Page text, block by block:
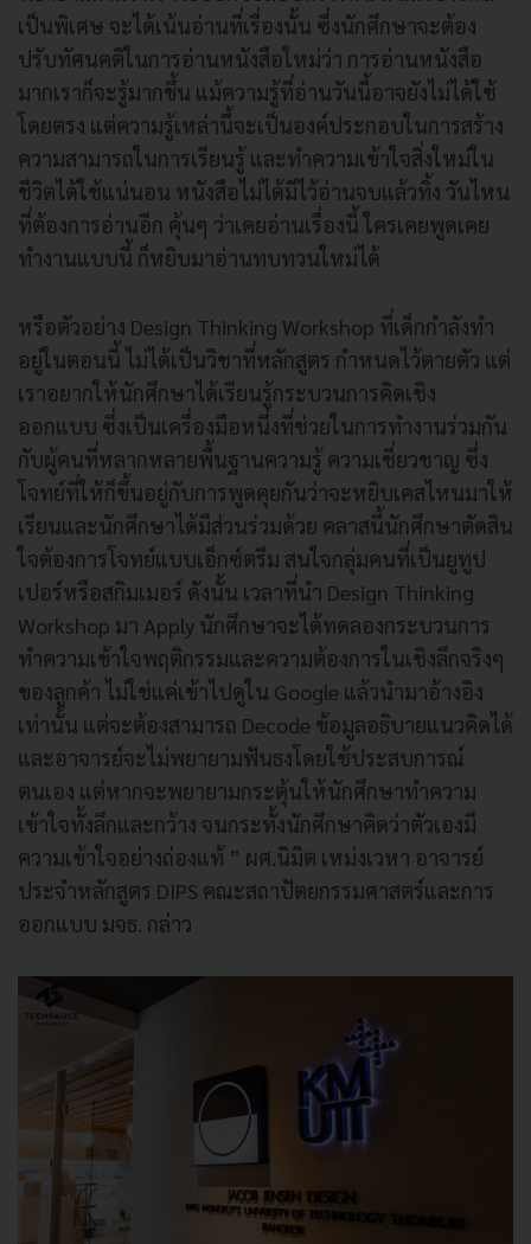
เป็นพิเศษ จะได้เน้นอ่านที่เรื่องนั้น ซึ่งนักศึกษาจะต้อง
ปรับทัศนคติในการอ่านหนังสือใหม่ว่า การอ่านหนังสือ
มากเราก็จะรู้มากขึ้น แม้ความรู้ที่อ่านวันนี้อาจยังไม่ได้ใช้
โดยตรง แต่ความรู้เหล่านี้จะเป็นองค์ประกอบในการสร้าง
ความสามารถในการเรียนรู้ และทำความเข้าใจสิ่งใหม่ใน
ชีวิตได้ใช้แน่นอน หนังสือไม่ได้มีไว้อ่านจบแล้วทิ้ง วันไหน
ที่ต้องการอ่านอีก คุ้นๆ ว่าเคยอ่านเรื่องนี้ ใครเคยพูดเคย
ทำงานแบบนี้ ก็หยิบมาอ่านทบทวนใหม่ได้
หรือตัวอย่าง Design Thinking Workshop ที่เด็กกำลังทำ
อยู่ในตอนนี้ ไม่ได้เป็นวิชาที่หลักสูตร กำหนดไว้ตายตัว แต่
เราอยากให้นักศึกษาได้เรียนรู้กระบวนการคิดเชิง
ออกแบบ ซึ่งเป็นเครื่องมือหนึ่งที่ช่วยในการทำงานร่วมกัน
กับผู้คนที่หลากหลายพื้นฐานความรู้ ความเชี่ยวชาญ ซึ่ง
โจทย์ที่ให้ก็ขึ้นอยู่กับการพูดคุยกันว่าจะหยิบเคสไหนมาให้
เรียนและนักศึกษาได้มีส่วนร่วมด้วย คลาสนี้นักศึกษาตัดสิน
ใจต้องการโจทย์แบบเอ็กซ์ตรีม สนใจกลุ่มคนที่เป็นยูทูป
เปอร์หรือสกิมเมอร์ ดังนั้น เวลาที่นำ Design Thinking
Workshop มา Apply นักศึกษาจะได้ทดลองกระบวนการ
ทำความเข้าใจพฤติกรรมและความต้องการในเชิงลึกจริงๆ
ของลูกค้า ไม่ใช่แค่เข้าไปดูใน Google แล้วนำมาอ้างอิง
เท่านั้น แต่จะต้องสามารถ Decode ข้อมูลอธิบายแนวคิดได้
และอาจารย์จะไม่พยายามฟันธงโดยใช้ประสบการณ์
ตนเอง แต่หากจะพยายามกระตุ้นให้นักศึกษาทำความ
เข้าใจทั้งลึกและกว้าง จนกระทั้งนักศึกษาคิดว่าตัวเองมี
ความเข้าใจอย่างถ่องแท้ ” ผศ.นิมิต เหม่งเวหา อาจารย์
ประจําหลักสูตร DIPS คณะสถาปัตยกรรมศาสตร์และการ
ออกแบบ มจธ. กล่าว